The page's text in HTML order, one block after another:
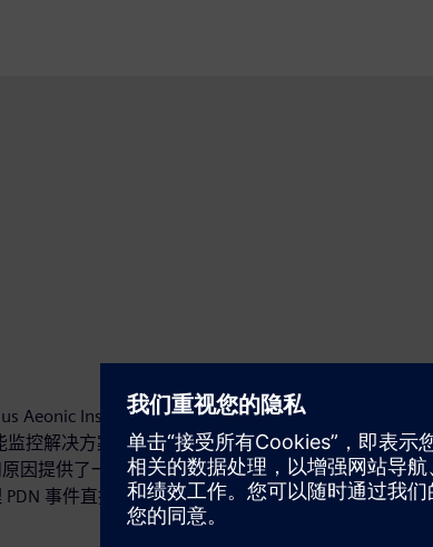
Aeonic Insight™ Droop Detector的物理片上遥测与
监控解决方案相结合。通过硬件交叉触发将这些仪器
因提供了一个与时间对齐的单一视图，将特定的指令
事件直接关联起来。